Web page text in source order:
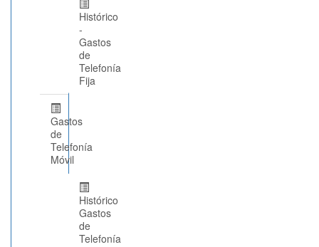
Histórico
-
Gastos
de
Telefonía
Fija
Gastos
de
Telefonía
Móvil
Histórico
Gastos
de
Telefonía